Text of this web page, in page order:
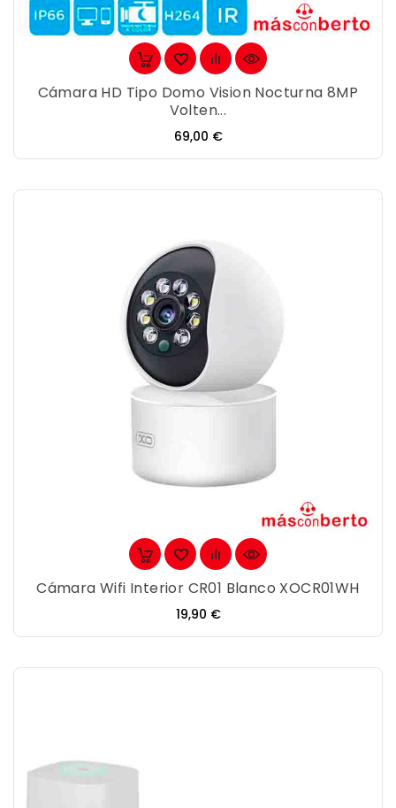
Cámara HD Tipo Domo Vision Nocturna 8MP
Volten...
Precio
69,00 €
Cámara Wifi Interior CR01 Blanco XOCR01WH
Precio
19,90 €